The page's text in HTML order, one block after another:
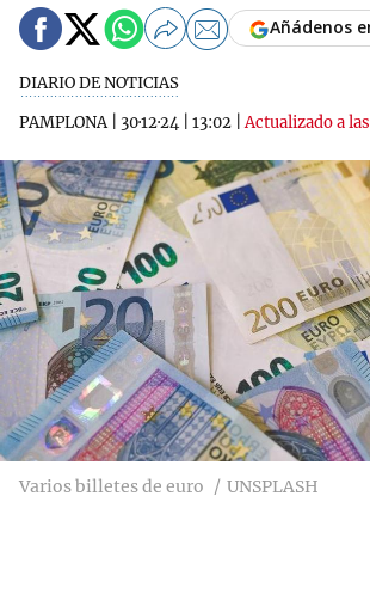
DIARIO DE NOTICIAS
PAMPLONA| 30·12·24 13:02 |Actualizado a
Añádenos
Varios billetes de euro UNSPLASH